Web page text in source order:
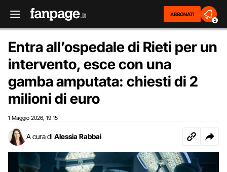
ABBONATI
2
Entra all’ospedale di Rieti per un
intervento, esce con una
gamba amputata: chiesti di 2
milioni di euro
1 Maggio 2026 19:15
A cura di Alessia Rabbai